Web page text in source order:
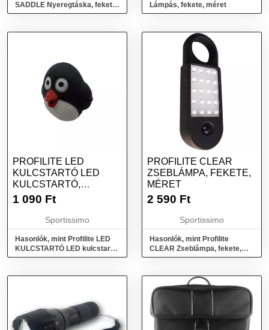
SADDLE Nyeregtáska, fekete,
méret
Lámpás, fekete, méret
PROFILITE LED
KULCSTARTÓ LED
KULCSTARTÓ,
FEKETE, MÉRET
1 090 Ft
Sportissimo
Hasonlók, mint Profilite LED
KULCSTARTÓ LED kulcstartó,
fekete, méret
PROFILITE CLEAR
ZSEBLÁMPA, FEKETE,
MÉRET
2 590 Ft
Sportissimo
Hasonlók, mint Profilite
CLEAR Zseblámpa, fekete,
méret